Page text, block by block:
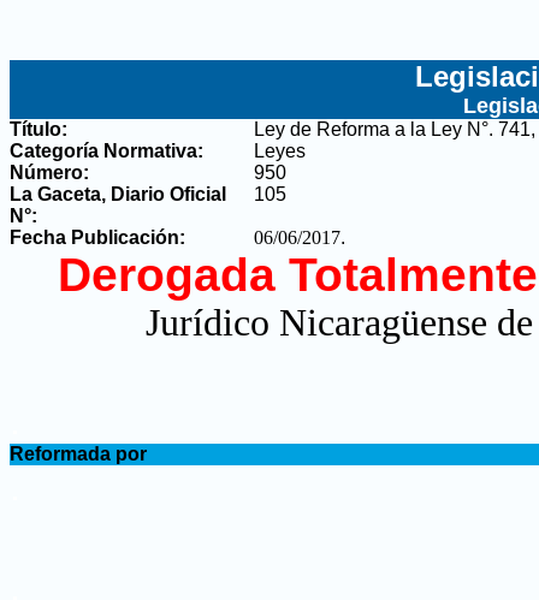
Título:
Ley de Reforma a la Ley N°.
Categoría Normativa:
Leyes
Número:
950
La Gaceta, Diario Oficial
N°:
105
Fecha Publicación: 06/06/2017.
Derogada
Jurídico Nicaragüense
Reformada por